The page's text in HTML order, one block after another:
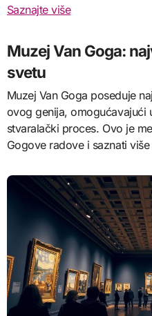
Saznajte više
Muzej Van Goga:
svetu
Muzej Van Goga poseduje
ovog genija, omogućavajući
stvaralački proces. Ovo je
Gogove radove i saznati